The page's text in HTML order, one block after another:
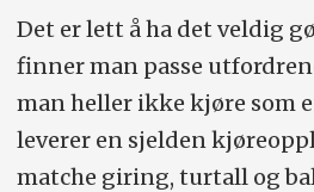
Det er lett å ha det veldig
finner man passe
man heller ikke kjøre som
leverer en sjelden
matche giring, turtall og